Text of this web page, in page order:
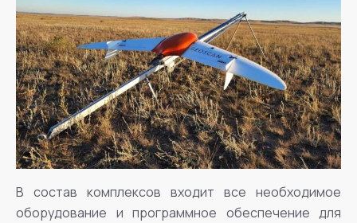
В состав комплексов входит все необходимое
оборудование и программное обеспечение для